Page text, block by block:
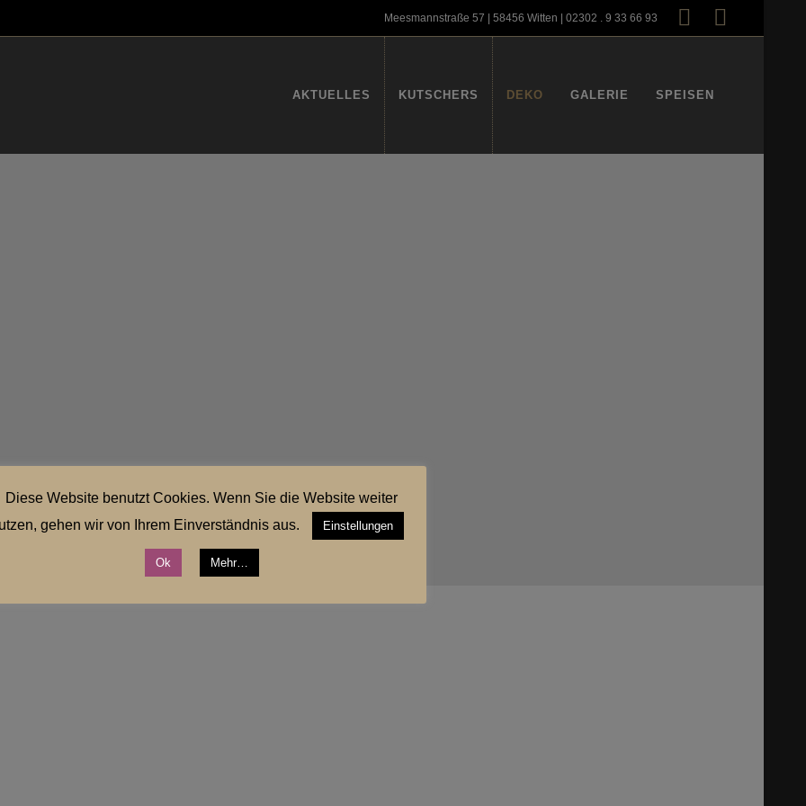
Meesmannstraße 57 | 58456 Witten | 02302 . 9 33 66 93
AKTUELLES KUTSCHERS DEKO GALERIE SPEISEN
Diese Website benutzt Cookies. Wenn Sie die Website weiter
gehen wir von Ihrem Einverständnis aus.
Einstellungen
Ok Mehr…